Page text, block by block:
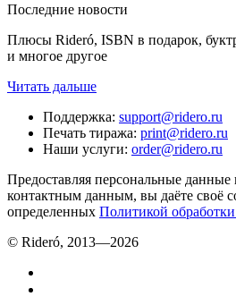
Последние новости
Плюсы Rideró, ISBN в подарок,
и многое другое
Читать дальше
Поддержка: support@ridero.ru
Печать тиража: print@ridero.ru
Наши услуги: order@ridero.ru
Предоставляя персональные
контактным данным, вы даёте своё
определенных Политикой
© Rideró, 2013—2026